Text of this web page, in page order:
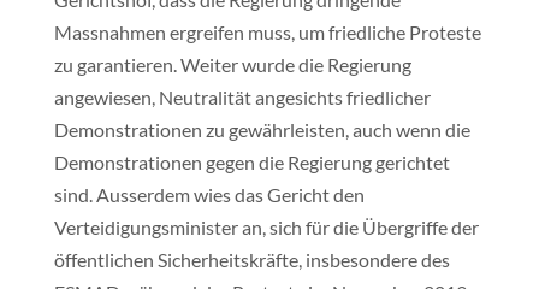
Massnahmen ergreifen muss, um friedliche Proteste
zu garantieren. Weiter wurde die Regierung
angewiesen, Neutralität angesichts friedlicher
Demonstrationen zu gewährleisten, auch wenn die
Demonstrationen gegen die Regierung gerichtet
sind. Ausserdem wies das Gericht den
Verteidigungsminister an, sich für die Übergriffe der
öffentlichen Sicherheitskräfte, insbesondere des